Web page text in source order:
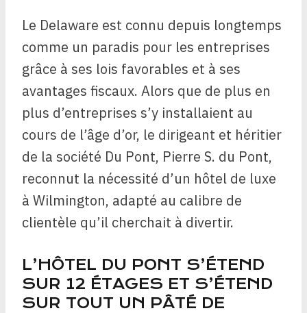
Le Delaware est connu depuis longtemps
comme un paradis pour les entreprises
grâce à ses lois favorables et à ses
avantages fiscaux. Alors que de plus en
plus d’entreprises s’y installaient au
cours de l’âge d’or, le dirigeant et héritier
de la société Du Pont, Pierre S. du Pont,
reconnut la nécessité d’un hôtel de luxe
à Wilmington, adapté au calibre de
clientèle qu’il cherchait à divertir.
L’HÔTEL DU PONT S’ÉTEND
SUR 12 ÉTAGES ET S’ÉTEND
SUR TOUT UN PÂTÉ DE